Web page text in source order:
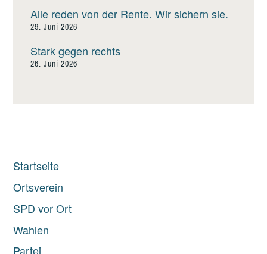
Alle reden von der Rente. Wir sichern sie.
29. Juni 2026
Stark gegen rechts
26. Juni 2026
Startseite
Ortsverein
SPD vor Ort
Wahlen
Partei